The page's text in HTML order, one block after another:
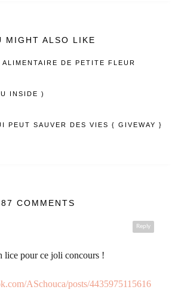
MIGHT ALSO LIKE
DE PETITE FLEUR
INSIDE )
PEUT SAUVER DES VIES { GIVEWAY }
87 COMMENTS
Reply
lice pour ce joli concours !
ASchouca/posts/4435975115616